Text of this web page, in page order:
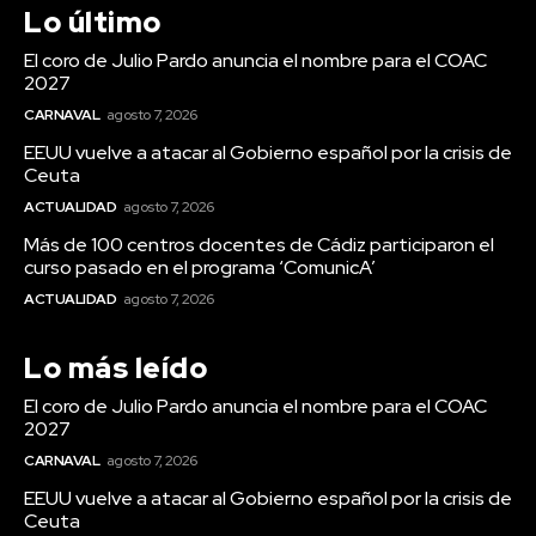
El coro de Julio Pardo
anuncia el nombre para el
COAC 2027
Lo último
El coro de Julio Pardo anuncia el nombre para el COAC
2027
CARNAVAL agosto 7, 2026
EEUU vuelve a atacar al Gobierno español por la crisis de
Ceuta
ACTUALIDAD agosto 7, 2026
Más de 100 centros docentes de Cádiz participaron el
curso pasado en el programa ‘ComunicA’
ACTUALIDAD agosto 7, 2026
Lo más leído
El coro de Julio Pardo anuncia el nombre para el COAC
2027
CARNAVAL agosto 7, 2026
EEUU vuelve a atacar al Gobierno español por la crisis de
Ceuta